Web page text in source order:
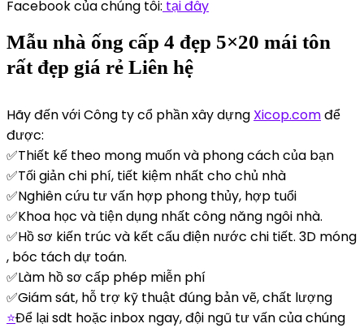
Facebook của chúng tôi: tại đây
Mẫu nhà ống cấp 4 đẹp 5×20 mái tôn
rất đẹp giá rẻ Liên hệ
Hãy đến với Công ty cổ phần xây dựng Xicop.comđể
được:
✅Thiết kế theo mong muốn và phong cách của bạn
✅Tối giản chi phí, tiết kiệm nhất cho chủ nhà
✅Nghiên cứu tư vấn hợp phong thủy, hợp tuổi
✅Khoa học và tiện dụng nhất công năng ngôi nhà.
✅Hồ sơ kiến trúc và kết cấu điện nước chi tiết. 3D móng
, bóc tách dự toán.
✅Làm hồ sơ cấp phép miễn phí
✅Giám sát, hỗ trợ kỹ thuật đúng bản vẽ, chất lượng
⭐Để lại sdt hoặc inbox ngay, đội ngũ tư vấn của chúng